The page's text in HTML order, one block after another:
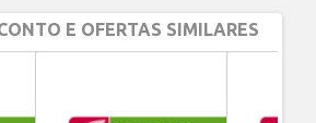
E OFERTAS SIMILARES